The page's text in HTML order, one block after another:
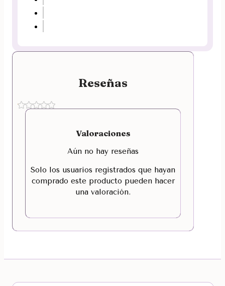
Reseñas
Valoraciones
Aún no hay reseñas
Solo los usuarios registrados que hayan
comprado este producto pueden hacer
una valoración.